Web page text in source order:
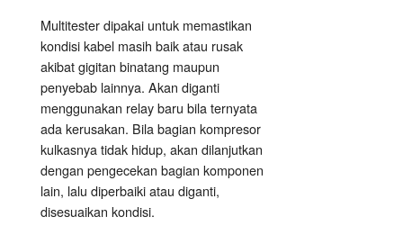
Multitester dipakai untuk memastikan
kondisi kabel masih baik atau rusak
akibat gigitan binatang maupun
penyebab lainnya. Akan diganti
menggunakan relay baru bila ternyata
ada kerusakan. Bila bagian kompresor
kulkasnya tidak hidup, akan dilanjutkan
dengan pengecekan bagian komponen
lain, lalu diperbaiki atau diganti,
disesuaikan kondisi.